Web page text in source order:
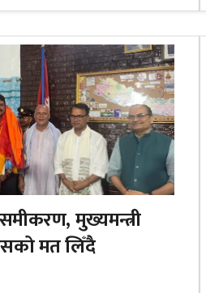
मुख्यमन्त्री
मत लिँदै